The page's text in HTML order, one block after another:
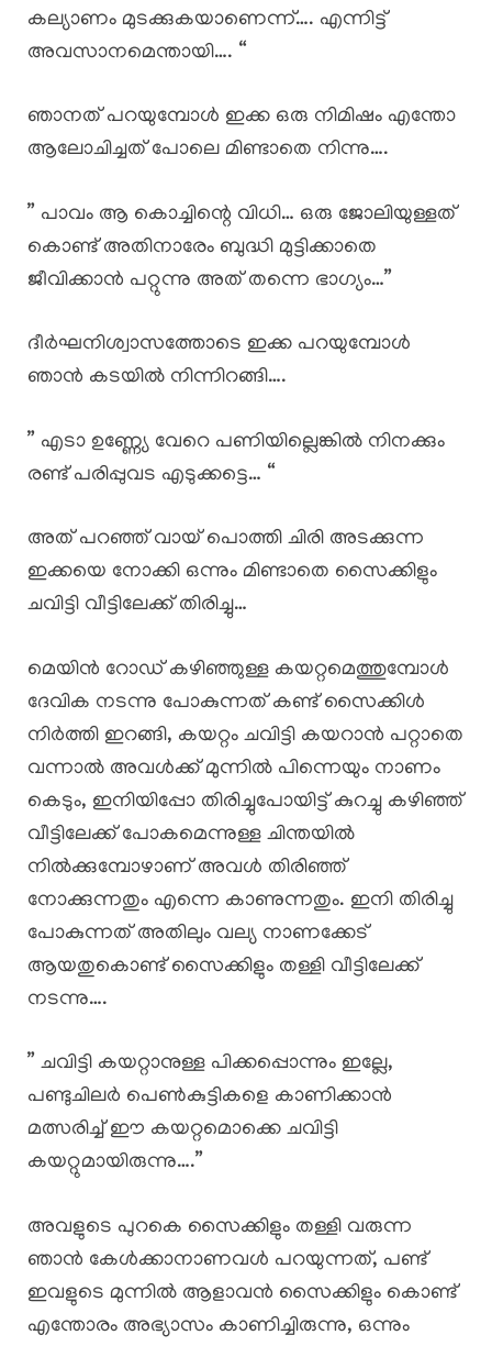
കല്യാണം മുടക്കുകയാണെന്ന്…. എന്നിട്ട്
അവസാനമെന്തായി…. “
ഞാനത് പറയുമ്പോൾ ഇക്ക ഒരു നിമിഷം എന്തോ
ആലോചിച്ചത് പോലെ മിണ്ടാതെ നിന്നു….
” പാവം ആ കൊച്ചിന്റെ വിധി… ഒരു ജോലിയുള്ളത്
കൊണ്ട് അതിനാരേം ബുദ്ധി മുട്ടിക്കാതെ
ജീവിക്കാൻ പറ്റുന്നു അത് തന്നെ ഭാഗ്യം…”
ദീർഘനിശ്വാസത്തോടെ ഇക്ക പറയുമ്പോൾ
ഞാൻ കടയിൽ നിന്നിറങ്ങി….
” എടാ ഉണ്ണ്യേ വേറെ പണിയില്ലെങ്കിൽ നിനക്കും
രണ്ട് പരിപ്പുവട എടുക്കട്ടെ… “
അത് പറഞ്ഞ് വായ് പൊത്തി ചിരി അടക്കുന്ന
ഇക്കയെ നോക്കി ഒന്നും മിണ്ടാതെ സൈക്കിളും
ചവിട്ടി വീട്ടിലേക്ക് തിരിച്ചു…
മെയിൻ റോഡ് കഴിഞ്ഞുള്ള കയറ്റമെത്തുമ്പോൾ
ദേവിക നടന്നു പോകുന്നത് കണ്ട് സൈക്കിൾ
നിർത്തി ഇറങ്ങി, കയറ്റം ചവിട്ടി കയറാൻ പറ്റാതെ
വന്നാൽ അവൾക്ക് മുന്നിൽ പിന്നെയും നാണം
കെടും, ഇനിയിപ്പോ തിരിച്ചുപോയിട്ട് കുറച്ചു കഴിഞ്ഞ്
വീട്ടിലേക്ക് പോകമെന്നുള്ള ചിന്തയിൽ
നിൽക്കുമ്പോഴാണ് അവൾ തിരിഞ്ഞ്
നോക്കുന്നതും എന്നെ കാണുന്നതും. ഇനി തിരിച്ചു
പോകുന്നത് അതിലും വല്യ നാണക്കേട്
ആയതുകൊണ്ട് സൈക്കിളും തള്ളി വീട്ടിലേക്ക്
നടന്നു….
” ചവിട്ടി കയറ്റാനുള്ള പിക്കപ്പൊന്നും ഇല്ലേ,
പണ്ടുചിലർ പെൺകുട്ടികളെ കാണിക്കാൻ
മത്സരിച്ച് ഈ കയറ്റമൊക്കെ ചവിട്ടി
കയറ്റുമായിരുന്നു….”
അവളുടെ പുറകെ സൈക്കിളും തള്ളി വരുന്ന
ഞാൻ കേൾക്കാനാണവൾ പറയുന്നത്, പണ്ട്
ഇവളുടെ മുന്നിൽ ആളാവൻ സൈക്കിളും കൊണ്ട്
എന്തോരം അഭ്യാസം കാണിച്ചിരുന്നു, ഒന്നും